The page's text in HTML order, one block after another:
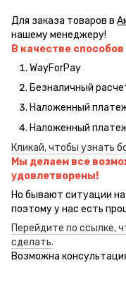
Для заказа товаров в
нашему менеджеру!
В качестве
WayForPay
Безналичный
Наложенный
Наложенный
Кликай, чтобы узнать
Мы делаем все
удовлетворены!
Но бывают ситуации
поэтому у нас есть
Перейдите по ссылке,
сделать.
Возможна